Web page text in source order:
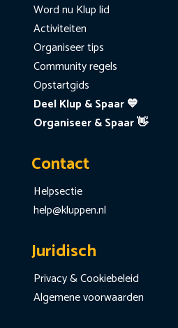
Word nu Klup lid
Activiteiten
Organiseer tips
Community regels
Opstartgids
Deel Klup & Spaar 💙
Organiseer & Spaar 👋
Contact
Helpsectie
help@kluppen.nl
Juridisch
Privacy & Cookiebeleid
Algemene voorwaarden